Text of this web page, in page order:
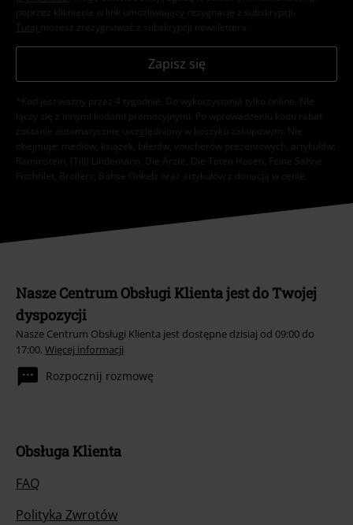
poprzez kliknięcie w link umożliwiający rezygnację z subskrypcji.
Tutaj możesz zrezygnować z subskrypcji newslettera.
Zapisz się
*Kod jest ważny przez 4 tygodnie. Do wykorzystania tylko online. NIe
łączy się z innymi kodami promocyjnymi. Po wprowadzeniu kodu rabat
zostanie automatycznie uwzględniony w koszyku zakupowym. Nie
obejmuje: mediów, książek, biletów, voucherów prezentowych, artykułów:
Rammstein, (Till) Lindemann, Die Ärzte, Die Toten Hosen, Feine Sahne
Fischfilet, Broilers, Böhse Onkelz oraz artykułów z donacją w cenie.
Nasze Centrum Obsługi Klienta jest do Twojej
dyspozycji
Nasze Centrum Obsługi Klienta jest dostępne dzisiaj od 09:00 do
17:00. Więcej informacji
Rozpocznij rozmowę
Obsługa Klienta
FAQ
Polityka Zwrotów